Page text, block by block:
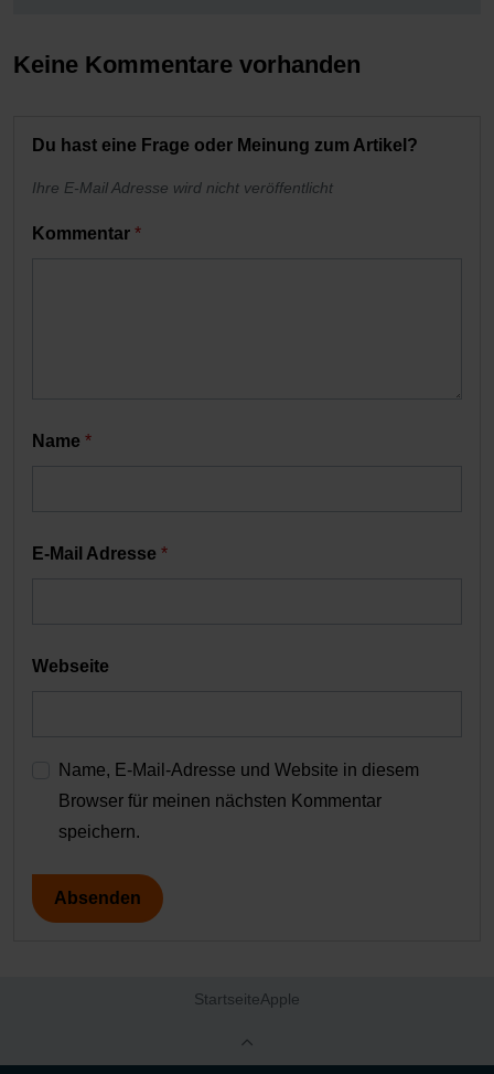
Keine Kommentare vorhanden
Du hast eine Frage oder Meinung zum Artikel?
Ihre E-Mail Adresse wird nicht veröffentlicht
Kommentar *
Name *
E-Mail Adresse *
Webseite
Name, E-Mail-Adresse und Website in diesem
Browser für meinen nächsten Kommentar
speichern.
StartseiteApple